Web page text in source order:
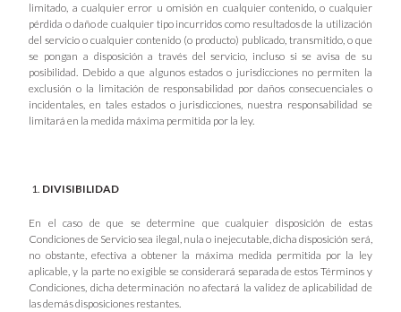
limitado, a cualquier error u omisión en cualquier contenido, o cualquier
pérdida o daño de cualquier tipo incurridos como resultados de la utilización
del servicio o cualquier contenido (o producto) publicado, transmitido, o que
se pongan a disposición a través del servicio, incluso si se avisa de su
posibilidad. Debido a que algunos estados o jurisdicciones no permiten la
exclusión o la limitación de responsabilidad por daños consecuenciales o
incidentales, en tales estados o jurisdicciones, nuestra responsabilidad se
limitará en la medida máxima permitida por la ley.
DIVISIBILIDAD
En el caso de que se determine que cualquier disposición de estas
Condiciones de Servicio sea ilegal, nula o inejecutable, dicha disposición será,
no obstante, efectiva a obtener la máxima medida permitida por la ley
aplicable, y la parte no exigible se considerará separada de estos Términos y
Condiciones, dicha determinación no afectará la validez de aplicabilidad de
las demás disposiciones restantes.